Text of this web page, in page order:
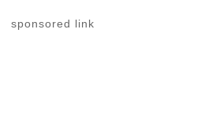
sponsored link